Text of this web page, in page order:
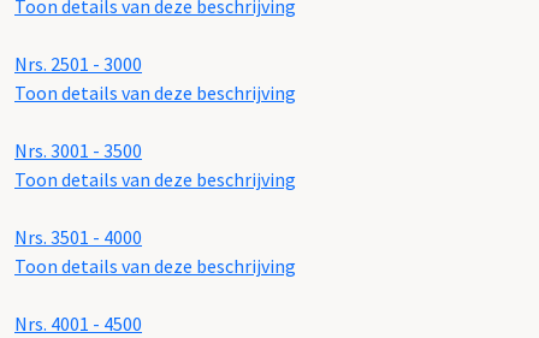
Toon details van deze beschrijving
Nrs. 2501 - 3000
Toon details van deze beschrijving
Nrs. 3001 - 3500
Toon details van deze beschrijving
Nrs. 3501 - 4000
Toon details van deze beschrijving
Nrs. 4001 - 4500